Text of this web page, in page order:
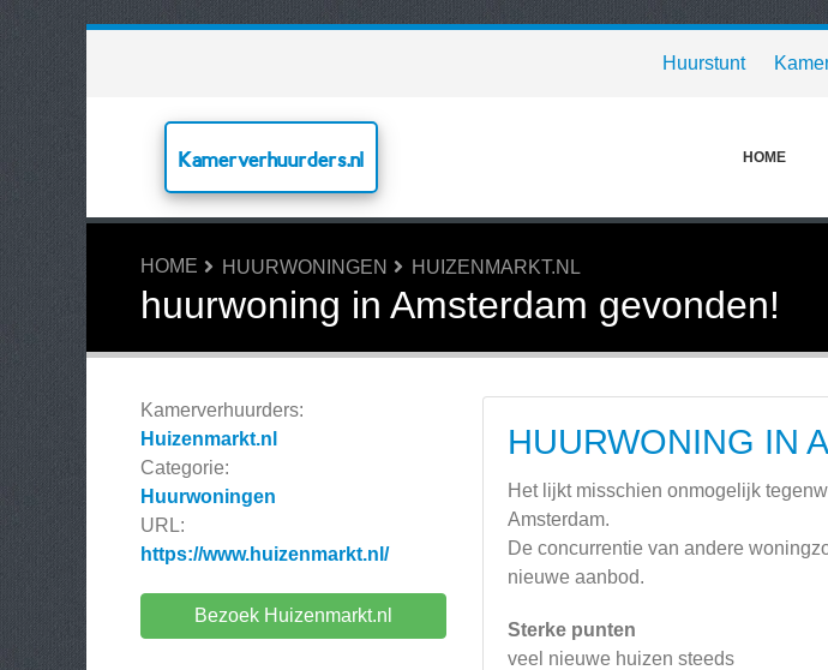
Huurstunt
Kamerverhuurders.nl HOME
HOME HUURWONINGEN HUIZENMARKT.NL
huurwoning in Amsterdam gevonden!
Kamerverhuurders:
Huizenmarkt.nl
Categorie:
Huurwoningen
URL:
https://www.huizenmarkt.nl/
Bezoek Huizenmarkt.nl
HUURWONING IN
Het lijkt misschien onmogelijk
Amsterdam.
De concurrentie van andere
nieuwe aanbod.
Sterke punten
veel nieuwe huizen steeds